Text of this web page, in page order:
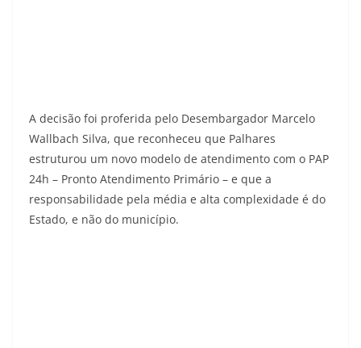
A decisão foi proferida pelo Desembargador Marcelo
Wallbach Silva, que reconheceu que Palhares
estruturou um novo modelo de atendimento com o PAP
24h – Pronto Atendimento Primário – e que a
responsabilidade pela média e alta complexidade é do
Estado, e não do município.